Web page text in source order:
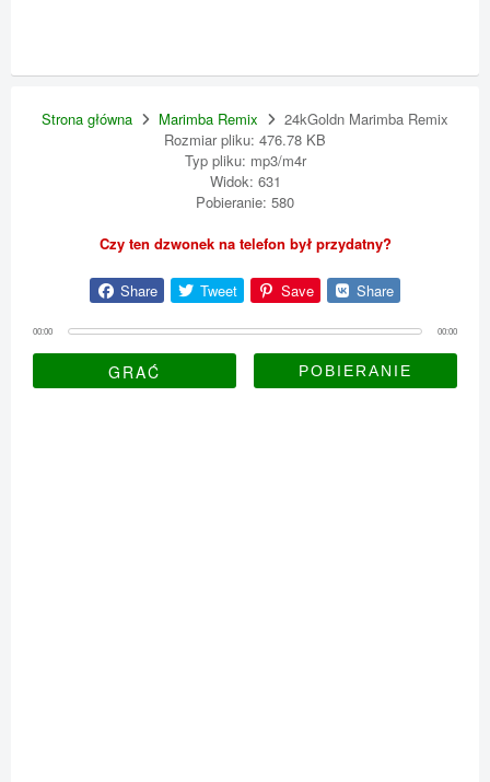
Strona główna Marimba Remix
24kGoldn Marimba Remix
Rozmiar pliku: 476.78 KB
Typ pliku: mp3/m4r
Widok: 631
Pobieranie: 580
Czy ten dzwonek na telefon był przydatny?
Share Tweet Save Share
00:00 00:00
GRAĆ